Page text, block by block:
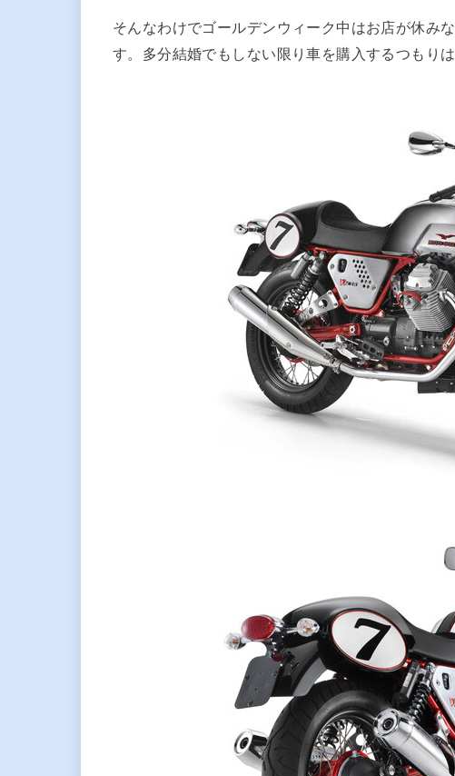
そんなわけでゴールデンウィーク中はお店が休み
す。多分結婚でもしない限り車を購入するつもり